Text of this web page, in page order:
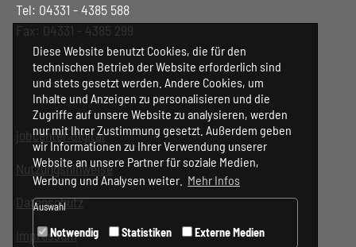
Tel: 04331 - 4385 588
Fax: 04331 - 4385 299
jobcenter.digital
Nutzungshinweise
Datenschutz
Impressum
Diese Website benutzt Cookies, die für den
technischen Betrieb der Website erforderlich sind
und stets gesetzt werden. Andere Cookies, um
Inhalte und Anzeigen zu personalisieren und die
Zugriffe auf unsere Website zu analysieren, werden
nur mit Ihrer Zustimmung gesetzt. Außerdem geben
wir Informationen zu Ihrer Verwendung unserer
Website an unsere Partner für soziale Medien,
Werbung und Analysen weiter. Mehr Infos
Auswahl
Notwendig Statistiken Externe Medien